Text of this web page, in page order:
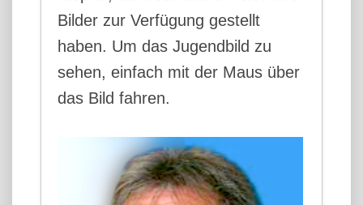
Bilder zur Verfügung gestellt
haben. Um das Jugendbild zu
sehen, einfach mit der Maus über
das Bild fahren.